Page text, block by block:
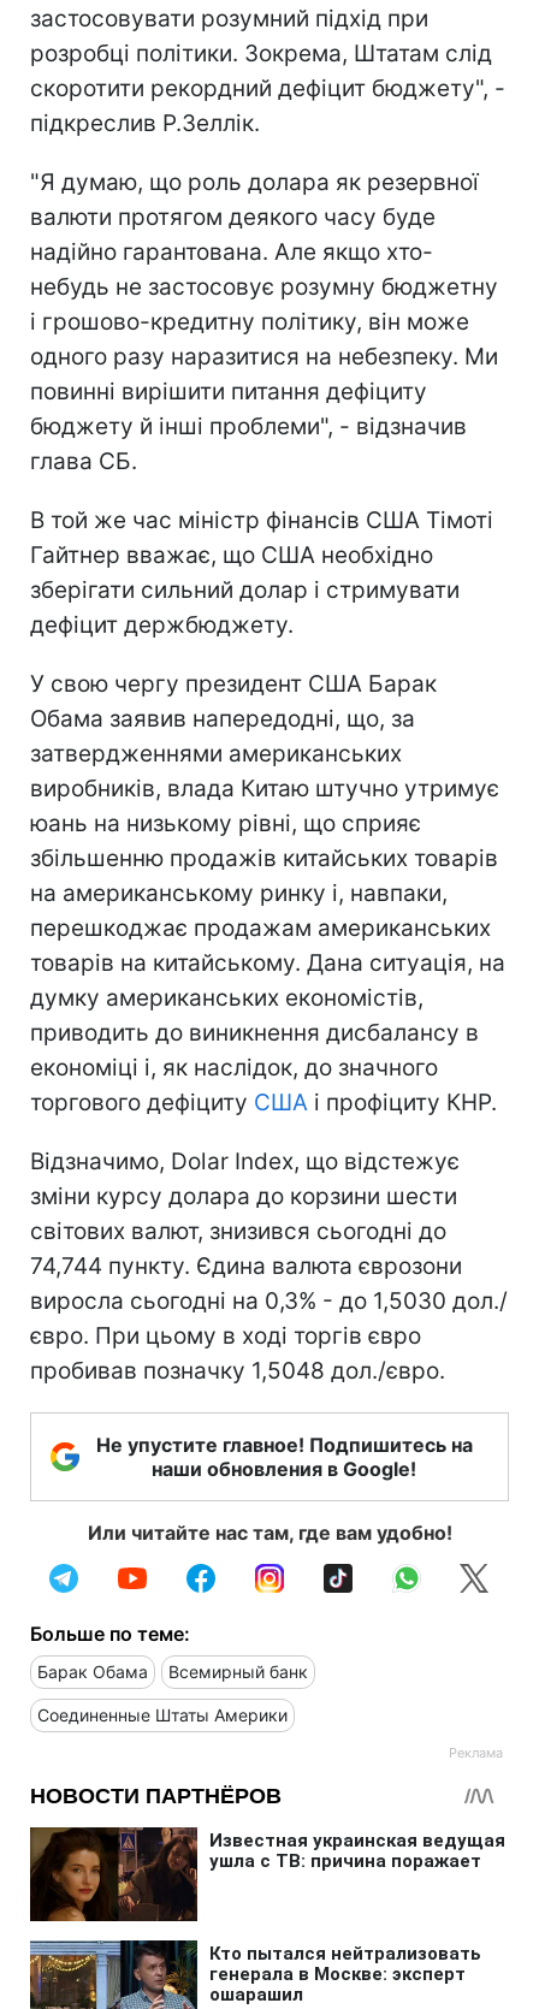
застосовувати розумний підхід при
розробці політики. Зокрема, Штатам слід
скоротити рекордний дефіцит бюджету", -
підкреслив Р.Зеллік.
"Я думаю, що роль долара як резервної
валюти протягом деякого часу буде
надійно гарантована. Але якщо хто-
небудь не застосовує розумну бюджетну
і грошово-кредитну політику, він може
одного разу наразитися на небезпеку. Ми
повинні вирішити питання дефіциту
бюджету й інші проблеми", - відзначив
глава СБ.
В той же час міністр фінансів США Тімоті
Гайтнер вважає, що США необхідно
зберігати сильний долар і стримувати
дефіцит держбюджету.
У свою чергу президент США Барак
Обама заявив напередодні, що, за
затвердженнями американських
виробників, влада Китаю штучно утримує
юань на низькому рівні, що сприяє
збільшенню продажів китайських товарів
на американському ринку і, навпаки,
перешкоджає продажам американських
товарів на китайському. Дана ситуація, на
думку американських економістів,
приводить до виникнення дисбалансу в
економіці і, як наслідок, до значного
торгового дефіциту США і профіциту КНР.
Відзначимо, Dolar Index, що відстежує
зміни курсу долара до корзини шести
світових валют, знизився сьогодні до
74,744 пункту. Єдина валюта єврозони
виросла сьогодні на 0,3% - до 1,5030 дол./
євро. При цьому в ході торгів євро
пробивав позначку 1,5048 дол./євро.
Не упустите главное! Подпишитесь на
наши обновления в Google!
Или читайте нас там, где вам удобно!
Больше по теме:
Барак Обама Всемирный банк
Соединенные Штаты Америки